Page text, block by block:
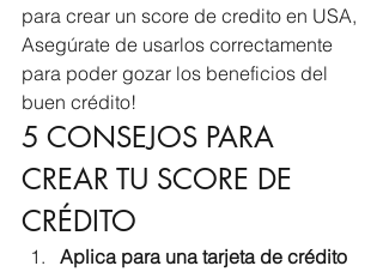
para crear un score de credito en USA,
Asegúrate de usarlos correctamente
para poder gozar los beneficios del
buen crédito!
5 CONSEJOS PARA
CREAR TU SCORE DE
CRÉDITO
Aplica para una tarjeta de crédito